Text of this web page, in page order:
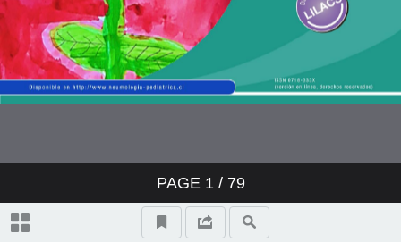
PAGE 1/ 79